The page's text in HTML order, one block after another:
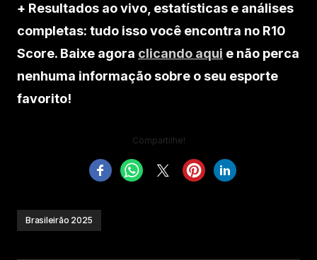
+ Resultados ao vivo, estatísticas e análises
completas: tudo isso você encontra no R10
Score. Baixe agora clicando aqui e não perca
nenhuma informação sobre o seu esporte
favorito!
Compartilhe!
Brasileirão 2025